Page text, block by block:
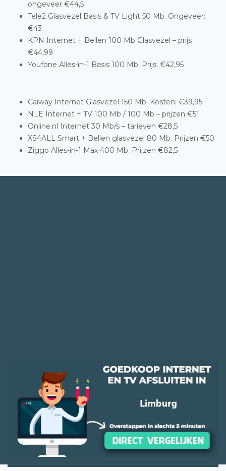
ongeveer €44,5
Tele2 Glasvezel Basis & TV Light 50 Mb. Ongeveer:
€43
KPN Internet + Bellen 100 Mb Glasvezel – prijs
€44,99
Youfone Alles-in-1 Basis 100 Mb. Prijs: €42,95
Caiway Internet Glasvezel 150 Mb. Kosten: €39,95
NLE Internet + TV 100 Mb / 100 Mb – prijzen €51
Online.nl Internet 30 Mb/s – tarieven €28,5
XS4ALL Smart + Bellen glasvezel 80 Mb. Prijzen €50
Ziggo Alles-in-1 Max 400 Mb. Prijzen €82,5